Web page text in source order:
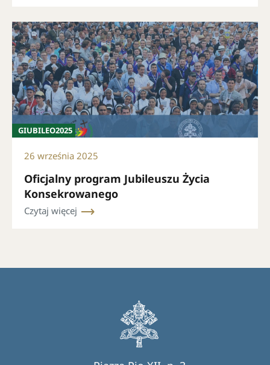
GIUBILEO2025
26 września 2025
Oficjalny program Jubileuszu Życia
Konsekrowanego
Czytaj więcej